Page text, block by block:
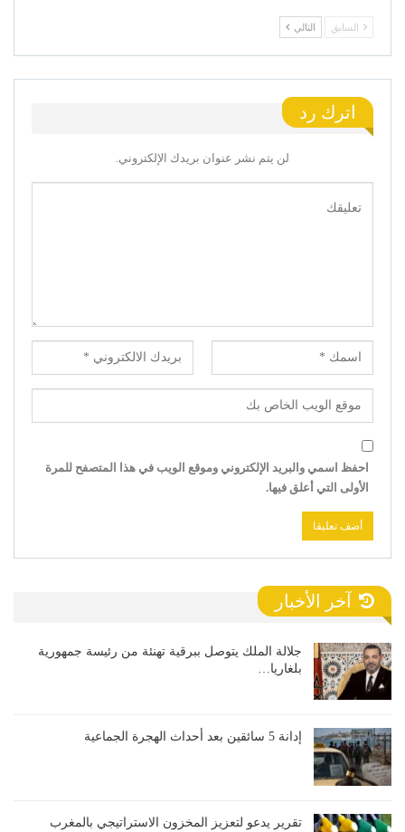
السابق التالي
اترك رد
لن يتم نشر عنوان بريدك الإلكتروني.
احفظ اسمي والبريد الإلكتروني وموقع الويب في هذا المتصفح للمرة
الأولى التي أعلق فيها.
آخر الأخبار
جلالة الملك يتوصل ببرقية تهنئة من رئيسة جمهورية
بلغاريا…
إدانة 5 سائقين بعد أحداث الهجرة الجماعية
تقرير يدعو لتعزيز المخزون الاستراتيجي بالمغرب